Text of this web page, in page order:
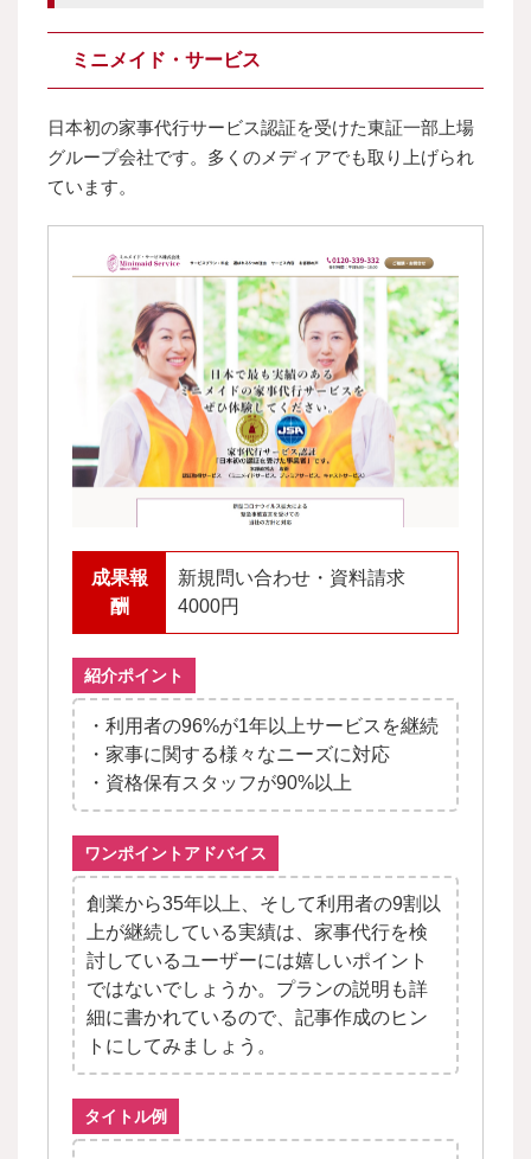
ミニメイド・サービス
日本初の家事代行サービス認証を受けた東証一部上場
グループ会社です。多くのメディアでも取り上げられ
ています。
成果報
酬
新規問い合わせ・資料請求
4000円
紹介ポイント
・利用者の96%が1年以上サービスを継続
・家事に関する様々なニーズに対応
・資格保有スタッフが90%以上
ワンポイントアドバイス
創業から35年以上、そして利用者の9割以
上が継続している実績は、家事代行を検
討しているユーザーには嬉しいポイント
ではないでしょうか。プランの説明も詳
細に書かれているので、記事作成のヒン
トにしてみましょう。
タイトル例